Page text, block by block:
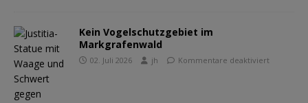
Kein Vogelschutzgebiet im
Markgrafenwald
02. Juli 2026 jh Kommentare deaktiviert